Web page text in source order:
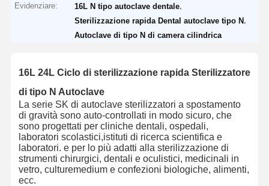
Evidenziare: 16L N tipo autoclave dentale
Sterilizzazione rapida Dental autoclave tipo N
Autoclave di tipo N di camera cilindrica
16L 24L Ciclo di sterilizzazione rapida Sterilizzatore
di tipo N Autoclave
La serie SK di autoclave sterilizzatori a spostamento
di gravità sono auto-controllati in modo sicuro, che
sono progettati per cliniche dentali, ospedali,
laboratori scolastici,istituti di ricerca scientifica e
laboratori. e per lo più adatti alla sterilizzazione di
strumenti chirurgici, dentali e oculistici, medicinali in
vetro, culturemedium e confezioni biologiche, alimenti,
ecc.